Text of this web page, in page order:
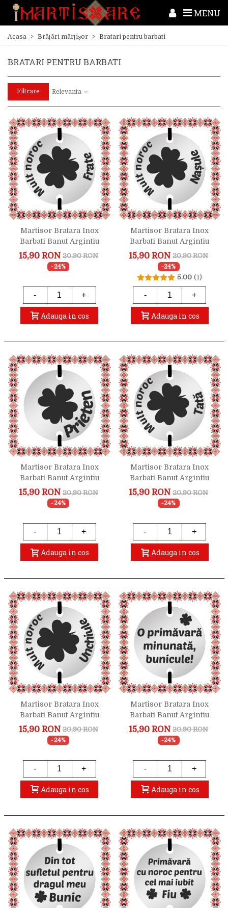
MENU
Acasa > Brățări mărțișor > Bratari pentru barbati
BRATARI PENTRU BARBATI
Filtrare Relevanta
Martisor Bratara Inox
Barbati Banut Argintiu
Mult Noroc Frate
15,90 RON 20,90 RON
-24%
- +
Adauga in cos
Martisor Bratara Inox
Barbati Banut Argintiu
Mult Noroc Nas
15,90 RON 20,90 RON
-24%
5.00 (1)
- +
Adauga in cos
Martisor Bratara Inox
Barbati Banut Argintiu
Trifoi Prieten
15,90 RON 20,90 RON
-24%
- +
Adauga in cos
Martisor Bratara Inox
Barbati Banut Argintiu
Mult Noroc Tata
15,90 RON 20,90 RON
-24%
- +
Adauga in cos
Martisor Bratara Inox
Barbati Banut Argintiu
Mult Noroc Unchi
15,90 RON 20,90 RON
-24%
- +
Adauga in cos
Martisor Bratara Inox
Barbati Banut Argintiu
Urare Bunic
15,90 RON 20,90 RON
-24%
- +
Adauga in cos